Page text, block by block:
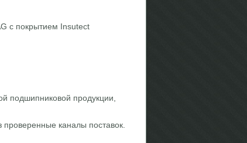
с покрытием Insutect
подшипниковой продукции,
каналы поставок.